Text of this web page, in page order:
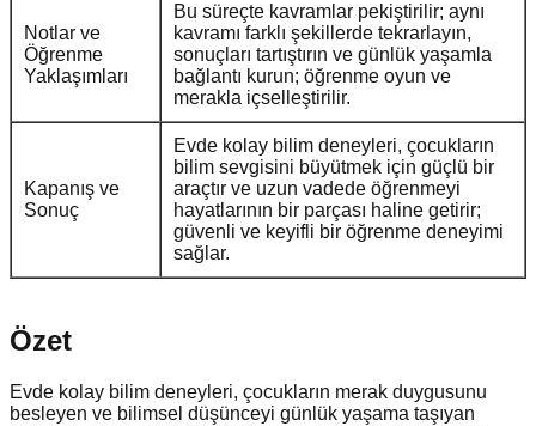
Notlar ve
Öğrenme
Yaklaşımları
Bu süreçte kavramlar pekiştirilir; aynı
kavramı farklı şekillerde tekrarlayın,
sonuçları tartıştırın ve günlük yaşamla
bağlantı kurun; öğrenme oyun ve
merakla içselleştirilir.
Kapanış ve
Sonuç
Evde kolay bilim deneyleri, çocukların
bilim sevgisini büyütmek için güçlü bir
araçtır ve uzun vadede öğrenmeyi
hayatlarının bir parçası haline getirir;
güvenli ve keyifli bir öğrenme deneyimi
sağlar.
Özet
Evde kolay bilim deneyleri, çocukların merak duygusunu
besleyen ve bilimsel düşünceyi günlük yaşama taşıyan